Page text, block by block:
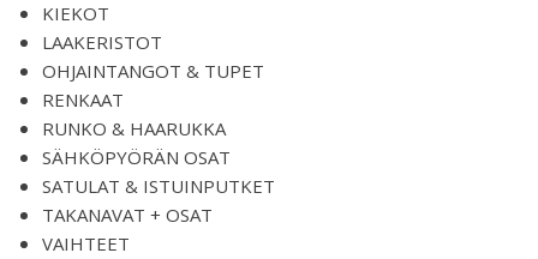
KIEKOT
LAAKERISTOT
OHJAINTANGOT & TUPET
RENKAAT
RUNKO & HAARUKKA
SÄHKÖPYÖRÄN OSAT
SATULAT & ISTUINPUTKET
TAKANAVAT + OSAT
VAIHTEET